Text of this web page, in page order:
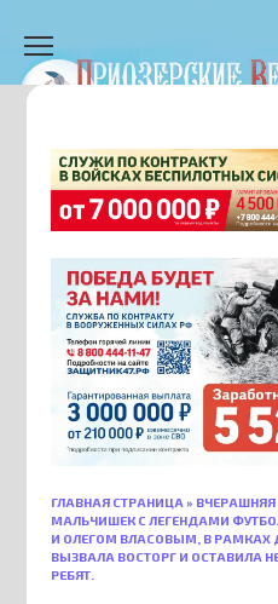
содержанию
ГЛАВНАЯ СТРАНИЦА » ВЧЕРАШНЯЯ
МАЛЬЧИШЕК С ЛЕГЕНДАМИ
И ОЛЕГОМ ВЛАСОВЫМ, В РАМКАХ
ВЫЗВАЛА ВОСТОРГ И ОСТАВИЛА
РЕБЯТ.